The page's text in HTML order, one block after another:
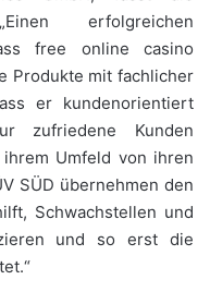
erfolgreichen
free online casino
Produkte mit fachlicher
er kundenorientiert
zufriedene Kunden
Umfeld von ihren
SÜD übernehmen den
Schwachstellen und
und so erst die